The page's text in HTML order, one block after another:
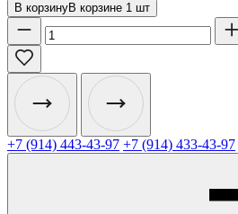
В корзинуВ корзине 1 шт
+7 (914) 443-43-97 +7 (914) 433-43-97